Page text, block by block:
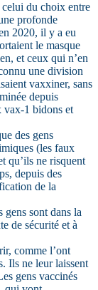
celui du choix entre
profonde
2020, il y a eu
le masque
et ceux qui n’en
une division
vaxxiner, sans
depuis
vax-1 bidons et
des gens
(les faux
qu’ils ne risquent
depuis des
de la
sont dans la
de sécurité et à
comme l’ont
Ils ne leur laissent
gens vaccinés